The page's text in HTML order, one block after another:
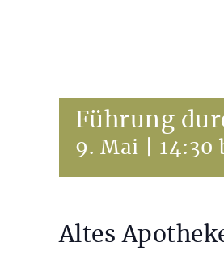
Führung
9. Mai | 14:30
Altes